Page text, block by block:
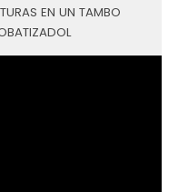
EN UN TAMBO